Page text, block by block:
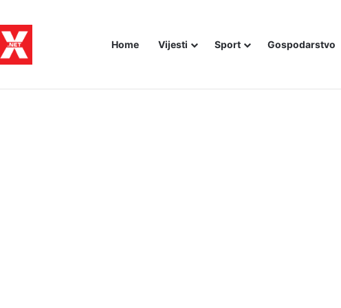
Home Vijesti Sport Gospodarstvo
o Oluji, ali i dalje šute o Stanivukovićevu veličanju tzv. Krajine